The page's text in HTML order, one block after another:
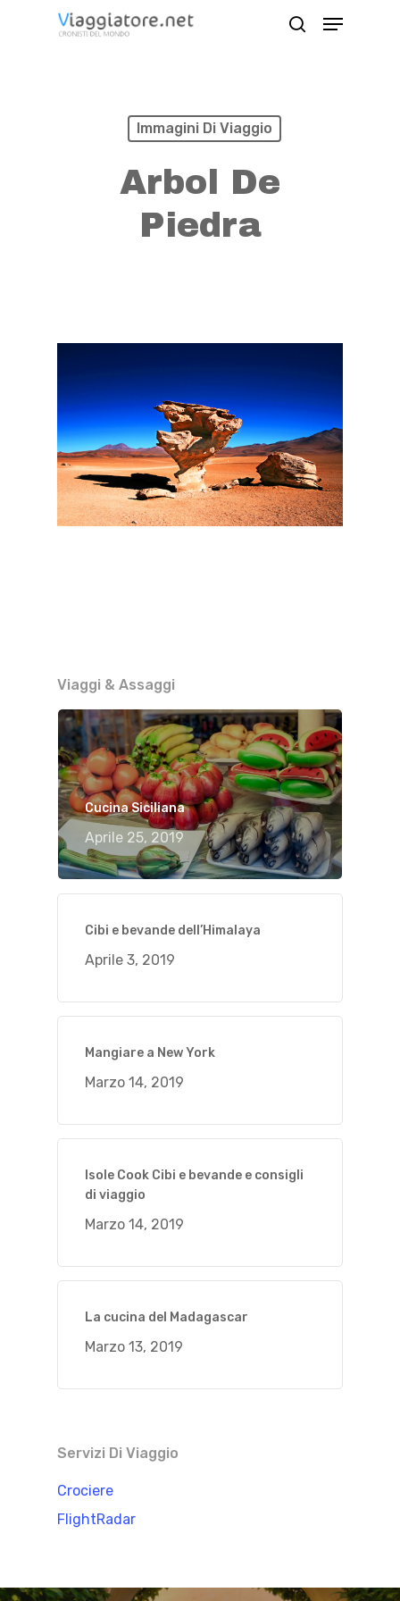
Menu
Immagini Di Viaggio
Arbol De
Piedra
Viaggi & Assaggi
Cucina Siciliana
Aprile 25, 2019
Cibi e bevande dell’Himalaya
Aprile 3, 2019
Mangiare a New York
Marzo 14, 2019
Isole Cook Cibi e bevande e consigli
di viaggio
Marzo 14, 2019
La cucina del Madagascar
Marzo 13, 2019
Servizi Di Viaggio
Crociere
FlightRadar